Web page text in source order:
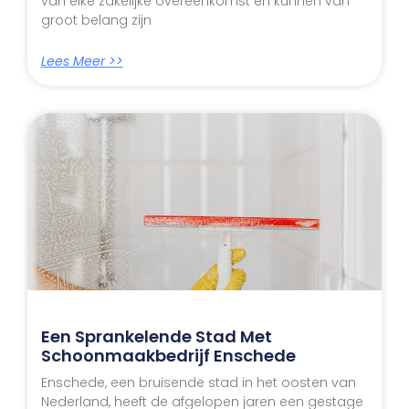
groot belang zijn
Lees Meer >>
Een Sprankelende Stad Met
Schoonmaakbedrijf Enschede
Enschede, een bruisende stad in het oosten van
Nederland, heeft de afgelopen jaren een gestage